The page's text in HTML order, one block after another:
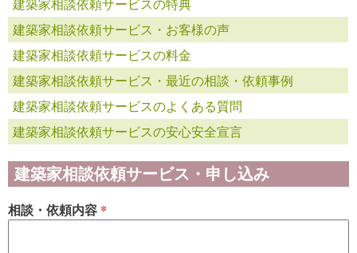
建築家相談依頼サービスの特典
建築家相談依頼サービス・お客様の声
建築家相談依頼サービスの料金
建築家相談依頼サービス・最近の相談・依頼事例
建築家相談依頼サービスのよくある質問
建築家相談依頼サービスの安心安全宣言
建築家相談依頼サービス・申し込み
相談・依頼内容 *